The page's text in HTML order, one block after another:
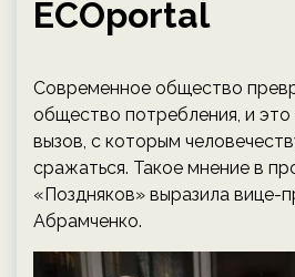
ECOportal
Современное общество
общество потребления, и
вызов, с которым
сражаться. Такое мнение в
«Поздняков» выразила вице-
Абрамченко.